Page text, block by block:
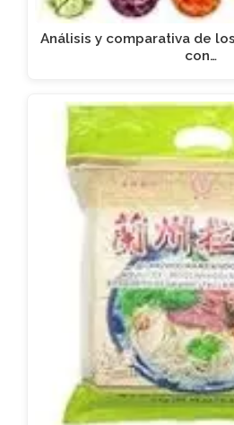
Análisis y comparativa de
con…